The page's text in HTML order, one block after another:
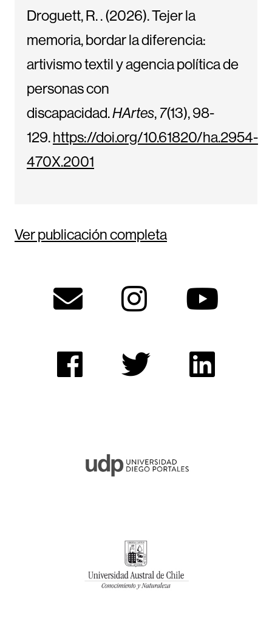
Droguett, R. . (2026). Tejer la
memoria, bordar la diferencia:
artivismo textil y agencia política de
personas con
discapacidad.HArtes, 7(13), 98-
129.https://doi.org/10.61820/ha.2954-
470X.2001
Ver publicación completa